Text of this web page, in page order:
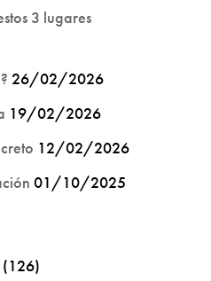
3 lugares
26/02/2026
19/02/2026
12/02/2026
01/10/2025
(126)